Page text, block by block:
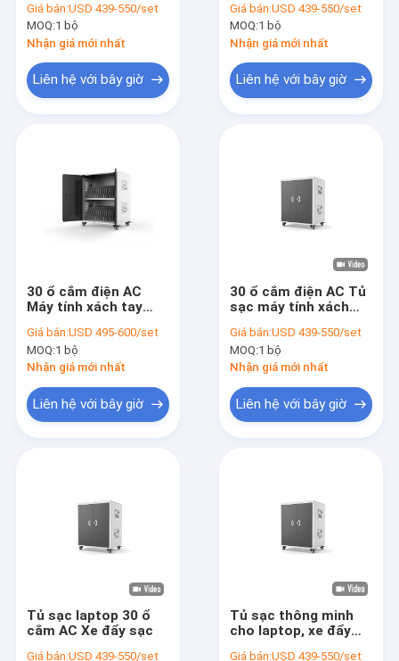
Notebook Sạc xe tải
Giá bán:USD 439-550/set
MOQ:1 bộ
Nhận giá mới nhất
Liên hệ với bây giờ
Giá bán:USD 439-550/set
MOQ:1 bộ
Nhận giá mới nhất
Liên hệ với bây giờ
30 ổ cắm điện AC
Máy tính xách tay
với nguồn điện tiêu
chuẩn New Zealand
Giá bán:USD 495-600/set
MOQ:1 bộ
Nhận giá mới nhất
Liên hệ với bây giờ
30 ổ cắm điện AC Tủ
sạc máy tính xách
minh
Giá bán:USD 439-550/set
MOQ:1 bộ
Nhận giá mới nhất
Liên hệ với bây giờ
Tủ sạc laptop 30 ổ
cắm AC Xe đẩy sạc
Giá bán:USD 439-550/set
Tủ sạc thông minh
cho laptop, xe đẩy
Giá bán:USD 439-550/set